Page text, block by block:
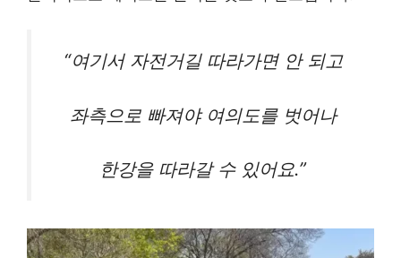
“여기서 자전거길 따라가면 안 되고
좌측으로 빠져야 여의도를 벗어나
한강을 따라갈 수 있어요.”